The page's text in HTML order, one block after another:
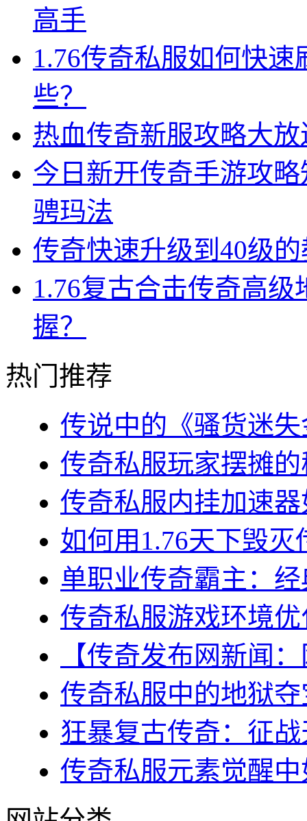
高手
1.76传奇私服如何快
些？
热血传奇新服攻略大
今日新开传奇手游攻
骋玛法
传奇快速升级到40级
1.76复古合击传奇高
握？
热门推荐
传说中的《骚货迷
传奇私服玩家摆摊
传奇私服内挂加速
如何用1.76天下毁灭
单职业传奇霸主：
传奇私服游戏环境
【传奇发布网新闻
传奇私服中的地狱
狂暴复古传奇：征
传奇私服元素觉醒